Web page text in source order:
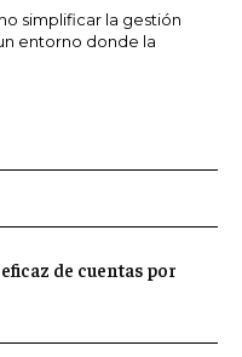
simplificar la gestión
entorno donde la
de cuentas por